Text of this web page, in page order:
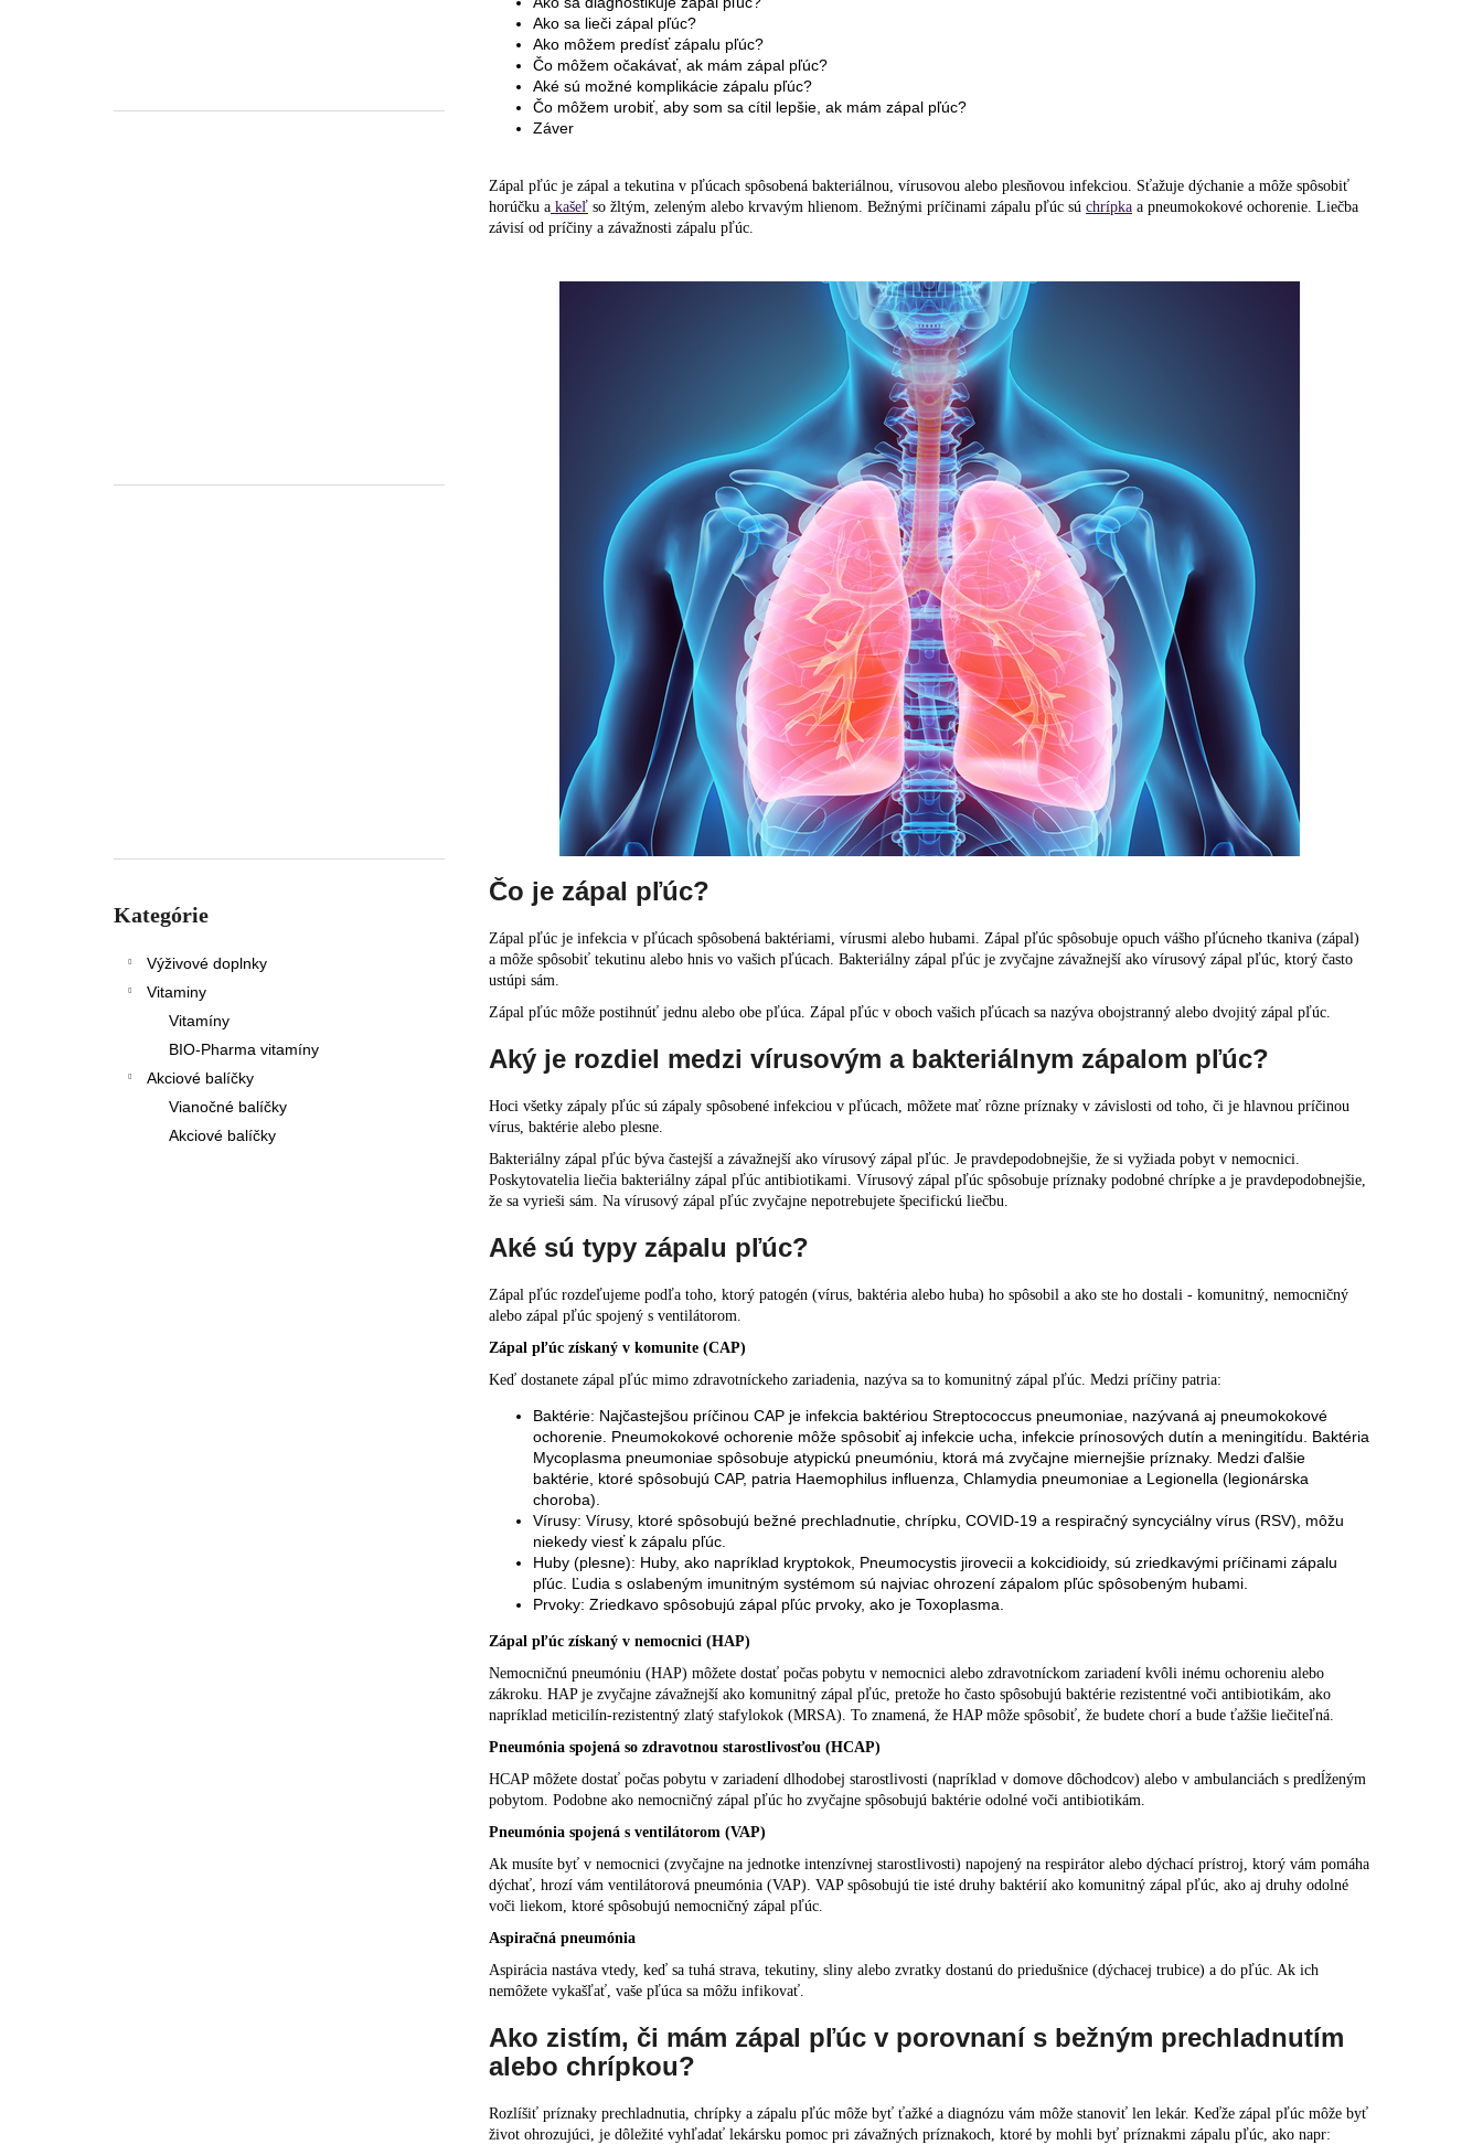
kategórie
Kategórie
Výživové doplnky
Vitaminy
Vitamíny
BIO-Pharma vitamíny
Akciové balíčky
Vianočné balíčky
Akciové balíčky
Ako sa lieči zápal pľúc?
Ako môžem predísť zápalu pľúc?
Čo môžem očakávať, ak mám zápal pľúc?
Aké sú možné komplikácie zápalu pľúc?
Čo môžem urobiť, aby som sa cítil lepšie, ak mám zápal pľúc?
Záver
Zápal pľúc je zápal a tekutina v pľúcach spôsobená bakteriálnou, vírusovou alebo plesňovou infekciou. Sťažuje dýchanie a môže spôsobiť
horúčku a kašeľ so žltým, zeleným alebo krvavým hlienom. Bežnými príčinami zápalu pľúc sú chrípka a pneumokokové ochorenie. Liečba
závisí od príčiny a závažnosti zápalu pľúc.
Čo je zápal pľúc?
Zápal pľúc je infekcia v pľúcach spôsobená baktériami, vírusmi alebo hubami. Zápal pľúc spôsobuje opuch vášho pľúcneho tkaniva (zápal)
a môže spôsobiť tekutinu alebo hnis vo vašich pľúcach. Bakteriálny zápal pľúc je zvyčajne závažnejší ako vírusový zápal pľúc, ktorý často
ustúpi sám.
Zápal pľúc môže postihnúť jednu alebo obe pľúca. Zápal pľúc v oboch vašich pľúcach sa nazýva obojstranný alebo dvojitý zápal pľúc.
Aký je rozdiel medzi vírusovým a bakteriálnym zápalom pľúc?
Hoci všetky zápaly pľúc sú zápaly spôsobené infekciou v pľúcach, môžete mať rôzne príznaky v závislosti od toho, či je hlavnou príčinou
vírus, baktérie alebo plesne.
Bakteriálny zápal pľúc býva častejší a závažnejší ako vírusový zápal pľúc. Je pravdepodobnejšie, že si vyžiada pobyt v nemocnici.
Poskytovatelia liečia bakteriálny zápal pľúc antibiotikami. Vírusový zápal pľúc spôsobuje príznaky podobné chrípke a je pravdepodobnejšie,
že sa vyrieši sám. Na vírusový zápal pľúc zvyčajne nepotrebujete špecifickú liečbu.
Aké sú typy zápalu pľúc?
Zápal pľúc rozdeľujeme podľa toho, ktorý patogén (vírus, baktéria alebo huba) ho spôsobil a ako ste ho dostali - komunitný, nemocničný
alebo zápal pľúc spojený s ventilátorom.
Zápal pľúc získaný v komunite (CAP)
Keď dostanete zápal pľúc mimo zdravotníckeho zariadenia, nazýva sa to komunitný zápal pľúc. Medzi príčiny patria:
Baktérie: Najčastejšou príčinou CAP je infekcia baktériou Streptococcus pneumoniae, nazývaná aj pneumokokové
ochorenie. Pneumokokové ochorenie môže spôsobiť aj infekcie ucha, infekcie prínosových dutín a meningitídu. Baktéria
Mycoplasma pneumoniae spôsobuje atypickú pneumóniu, ktorá má zvyčajne miernejšie príznaky. Medzi ďalšie
baktérie, ktoré spôsobujú CAP, patria Haemophilus influenza, Chlamydia pneumoniae a Legionella (legionárska
choroba).
Vírusy: Vírusy, ktoré spôsobujú bežné prechladnutie, chrípku, COVID-19 a respiračný syncyciálny vírus (RSV), môžu
niekedy viesť k zápalu pľúc.
Huby (plesne): Huby, ako napríklad kryptokok, Pneumocystis jirovecii a kokcidioidy, sú zriedkavými príčinami zápalu
pľúc. Ľudia s oslabeným imunitným systémom sú najviac ohrození zápalom pľúc spôsobeným hubami.
Prvoky: Zriedkavo spôsobujú zápal pľúc prvoky, ako je Toxoplasma.
Zápal pľúc získaný v nemocnici (HAP)
Nemocničnú pneumóniu (HAP) môžete dostať počas pobytu v nemocnici alebo zdravotníckom zariadení kvôli inému ochoreniu alebo
zákroku. HAP je zvyčajne závažnejší ako komunitný zápal pľúc, pretože ho často spôsobujú baktérie rezistentné voči antibiotikám, ako
napríklad meticilín-rezistentný zlatý stafylokok (MRSA). To znamená, že HAP môže spôsobiť, že budete chorí a bude ťažšie liečiteľná.
Pneumónia spojená so zdravotnou starostlivosťou (HCAP)
HCAP môžete dostať počas pobytu v zariadení dlhodobej starostlivosti (napríklad v domove dôchodcov) alebo v ambulanciách s predĺženým
pobytom. Podobne ako nemocničný zápal pľúc ho zvyčajne spôsobujú baktérie odolné voči antibiotikám.
Pneumónia spojená s ventilátorom (VAP)
Ak musíte byť v nemocnici (zvyčajne na jednotke intenzívnej starostlivosti) napojený na respirátor alebo dýchací prístroj, ktorý vám pomáha
dýchať, hrozí vám ventilátorová pneumónia (VAP). VAP spôsobujú tie isté druhy baktérií ako komunitný zápal pľúc, ako aj druhy odolné
voči liekom, ktoré spôsobujú nemocničný zápal pľúc.
Aspiračná pneumónia
Aspirácia nastáva vtedy, keď sa tuhá strava, tekutiny, sliny alebo zvratky dostanú do priedušnice (dýchacej trubice) a do pľúc. Ak ich
nemôžete vykašľať, vaše pľúca sa môžu infikovať.
Ako zistím, či mám zápal pľúc v porovnaní s bežným prechladnutím
alebo chrípkou?
Rozlíšiť príznaky prechladnutia, chrípky a zápalu pľúc môže byť ťažké a diagnózu vám môže stanoviť len lekár. Keďže zápal pľúc môže byť
život ohrozujúci, je dôležité vyhľadať lekársku pomoc pri závažných príznakoch, ktoré by mohli byť príznakmi zápalu pľúc, ako napr: